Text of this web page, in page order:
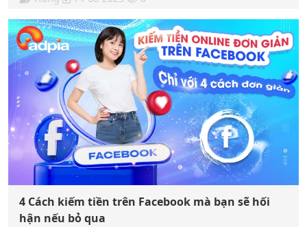
4 Cách kiếm tiền trên Facebook mà bạn sẽ hối
hận nếu bỏ qua